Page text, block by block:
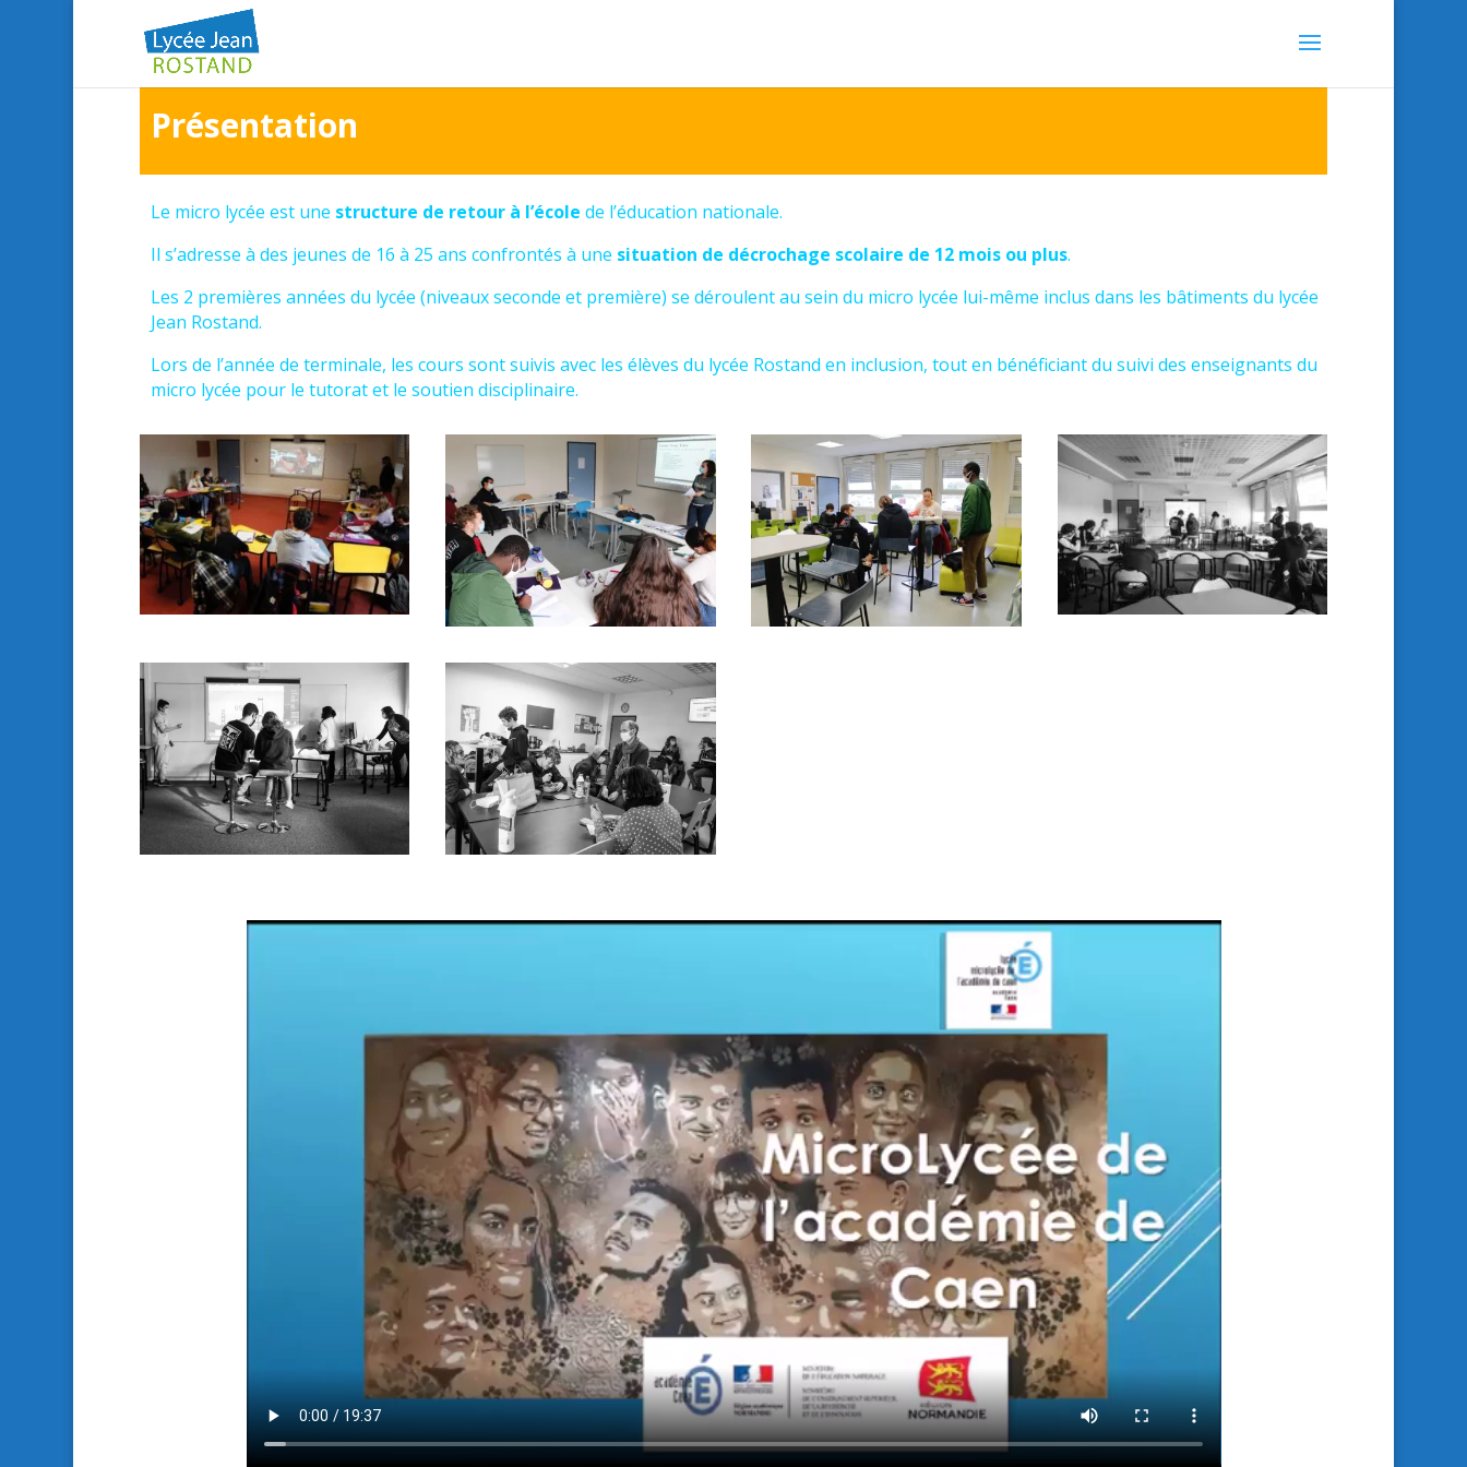
Présentation
Le micro lycée est une structure de retour à l’école de l’éducation nationale.
Il s’adresse à des jeunes de 16 à 25 ans confrontés à une situation de décrochage scolaire de 12 mois ou plus.
Les 2 premières années du lycée (niveaux seconde et première) se déroulent au sein du micro lycée lui-même inclus dans les bâtiments du lycée
Jean Rostand.
Lors de l’année de terminale, les cours sont suivis avec les élèves du lycée Rostand en inclusion, tout en bénéficiant du suivi des enseignants du
micro lycée pour le tutorat et le soutien disciplinaire.